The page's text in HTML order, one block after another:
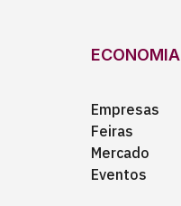
ECONOMIA
Empresas
Feiras
Mercado
Eventos